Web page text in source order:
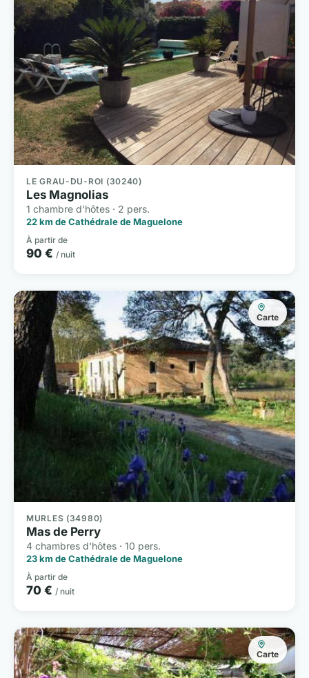
LE GRAU-DU-ROI (30240)
Les Magnolias
1 chambre d'hôtes · 2 pers.
22 km de Cathédrale de Maguelone
À partir de
90 € / nuit
Carte
MURLES (34980)
Mas de Perry
4 chambres d'hôtes · 10 pers.
23 km de Cathédrale de Maguelone
À partir de
70 € / nuit
Carte